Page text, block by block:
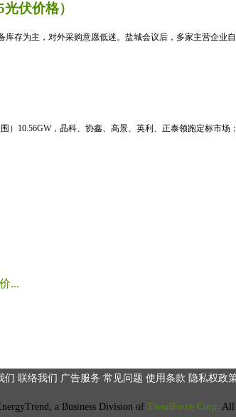
伏价格）
存为主，对外采购意愿低迷。盐城会议后，多家主营企业
10.56GW，晶科、协鑫、高景、英利、正泰领跑定标市场
...
们 联络我们 广告服务 常见问题 使用条款 隐私权政
a Business Division of TrendForce Corp. All